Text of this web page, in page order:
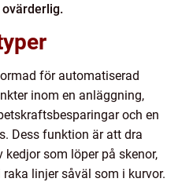
för automatiserad
inom en anläggning,
och en
Dess funktion är att dra
som löper på skenor,
linjer såväl som i kurvor.